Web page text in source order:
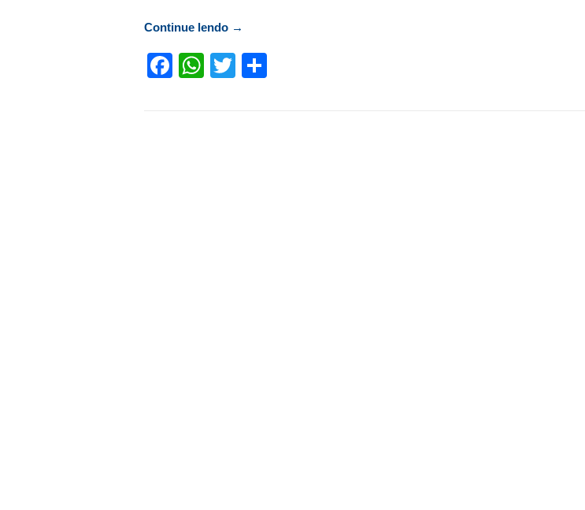
Continue lendo “Ideal decide vaga à semifinal da Copa dos Campeões neste
→
Facebook
WhatsApp
Twitter